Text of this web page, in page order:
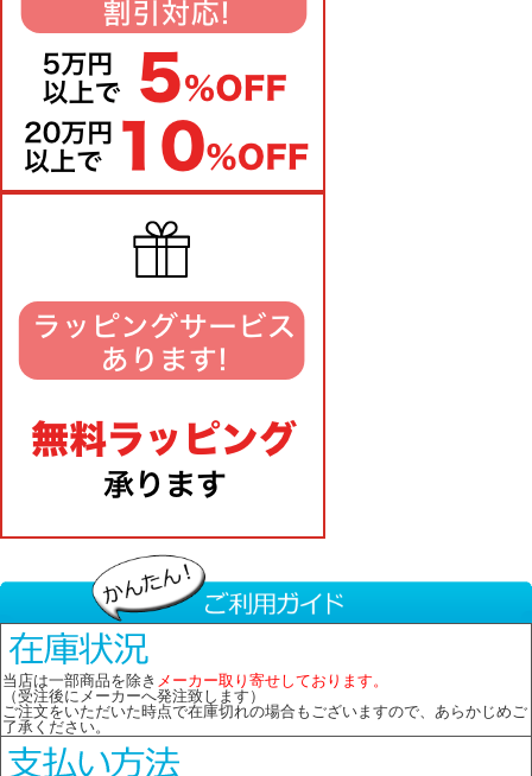
当店は一部商品を除き メーカー取り寄せしております。
（受注後にメーカーへ発注致します）
ご注文をいただいた時点で在庫切れの場合もございますので、あらかじめご
了承ください。